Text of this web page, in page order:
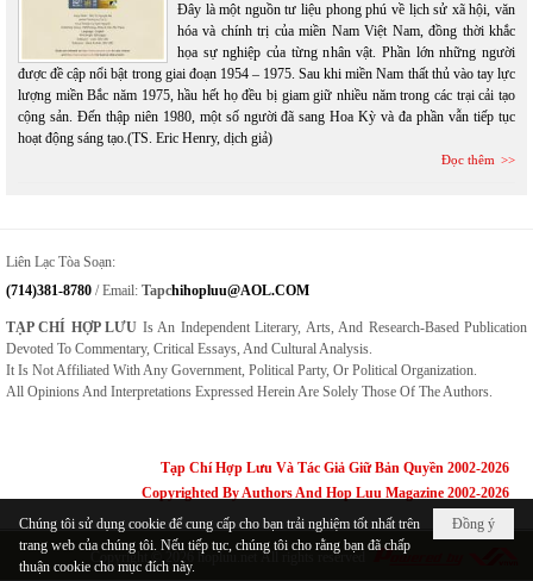
Đây là một nguồn tư liệu phong phú về lịch sử xã hội, văn
hóa và chính trị của miền Nam Việt Nam, đồng thời khắc
họa sự nghiệp của từng nhân vật. Phần lớn những người
được đề cập nổi bật trong giai đoạn 1954 – 1975. Sau khi miền Nam thất thủ vào tay lực
lượng miền Bắc năm 1975, hầu hết họ đều bị giam giữ nhiều năm trong các trại cải tạo
cộng sản. Đến thập niên 1980, một số người đã sang Hoa Kỳ và đa phần vẫn tiếp tục
hoạt động sáng tạo.(TS. Eric Henry, dịch giả)
Đọc thêm
Liên Lạc Tòa Soạn:
(714)381-8780 / Email: TapcHihopluu@AOL.COM
TẠP CHÍ HỢP LƯU Is An Independent Literary, Arts, And Research-Based Publication
Devoted To Commentary, Critical Essays, And Cultural Analysis.
It Is Not Affiliated With Any Government, Political Party, Or Political Organization.
All Opinions And Interpretations Expressed Herein Are Solely Those Of The Authors.
Tạp Chí Hợp Lưu Và Tác Giả Giữ Bản Quyền 2002-2026
Copyrighted By Authors And Hop Luu Magazine 2002-2026
Copyright © 2026 hopluu.net All rights reserved
Đồng ý
Chúng tôi sử dụng cookie để cung cấp cho bạn trải nghiệm tốt nhất trên
trang web của chúng tôi. Nếu tiếp tục, chúng tôi cho rằng bạn đã chấp
thuận cookie cho mục đích này.